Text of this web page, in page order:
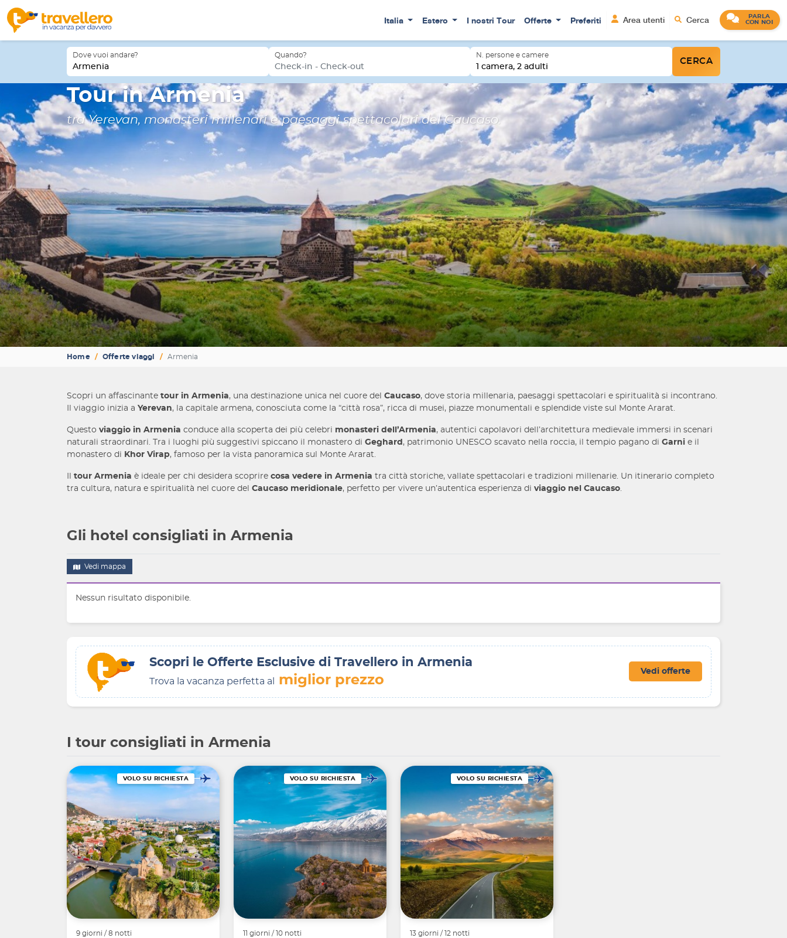
Italia Estero I nostri Tour Offerte Preferiti Area utenti Cerca
PARLA
CON NOI
Dove vuoi andare?
Armenia
Quando?
Check-in - Check-out
N. persone e camere
1 camera, 2 adulti
CERCA
Tour in Armenia
tra Yerevan, monasteri millenari e paesaggi spettacolari del Caucaso.
Home Offerte viaggi Armenia
Scopri un affascinante tour in Armenia, una destinazione unica nel cuore del Caucaso, dove storia millenaria, paesaggi spettacolari e spiritualità si incontrano.
Il viaggio inizia a Yerevan, la capitale armena, conosciuta come la “città rosa”, ricca di musei, piazze monumentali e splendide viste sul Monte Ararat.
Questo viaggio in Armenia conduce alla scoperta dei più celebri monasteri dell’Armenia, autentici capolavori dell’architettura medievale immersi in scenari
naturali straordinari. Tra i luoghi più suggestivi spiccano il monastero di Geghard , patrimonio UNESCO scavato nella roccia, il tempio pagano di Garni e il
monastero di Khor Virap, famoso per la vista panoramica sul Monte Ararat.
tour Armenia è ideale per chi desidera scoprire cosa vedere in Armenia tra città storiche, vallate spettacolari e tradizioni millenarie. Un itinerario completo
tra cultura, natura e spiritualità nel cuore del Caucaso meridionale, perfetto per vivere un’autentica esperienza di viaggio nel Caucaso.
Gli hotel consigliati in Armenia
Vedi mappa
Nessun risultato disponibile.
Scopri le Offerte Esclusive di Travellero in Armenia
Trova la vacanza perfetta al miglior prezzo
Vedi offerte
I tour consigliati in Armenia
VOLO SU RICHIESTA
9 giorni / 8 notti
VOLO SU RICHIESTA
11 giorni / 10 notti
VOLO SU RICHIESTA
13 giorni / 12 notti